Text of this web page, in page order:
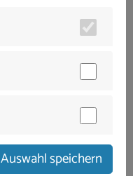
Auswahl speichern